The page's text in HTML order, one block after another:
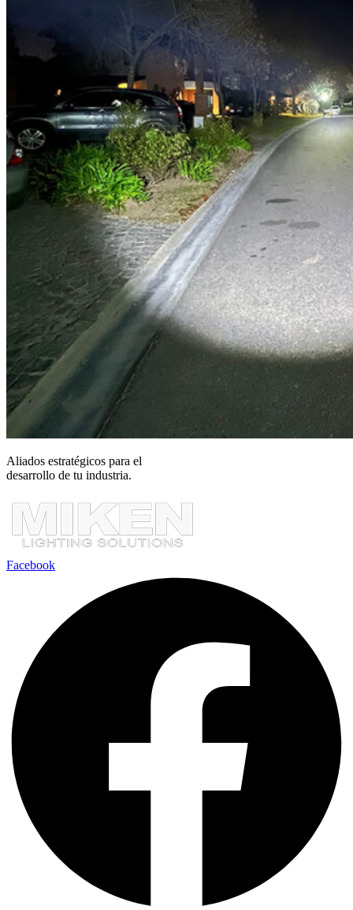
Aliados estratégicos para el
desarrollo de tu industria.
Facebook